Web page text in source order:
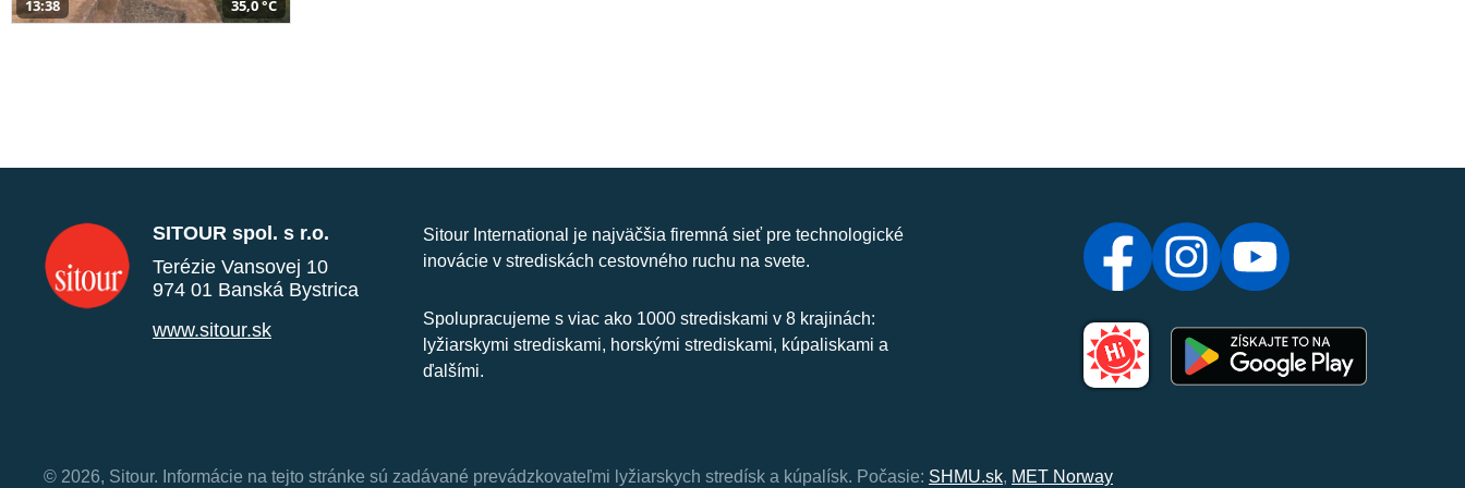
13:38 35,0 °C
SITOUR spol. s r.o.
Terézie Vansovej 10
974 01 Banská Bystrica
www.sitour.sk
Sitour International je najväčšia firemná sieť pre technologické
inovácie v strediskách cestovného ruchu na svete.
Spolupracujeme s viac ako 1000 strediskami v 8 krajinách:
lyžiarskymi strediskami, horskými strediskami, kúpaliskami a
ďalšími.
© 2026, Sitour. Informácie na tejto stránke sú zadávané prevádzkovateľmi lyžiarskych stredísk a kúpalísk. Počasie: SHMU.sk, MET Norway